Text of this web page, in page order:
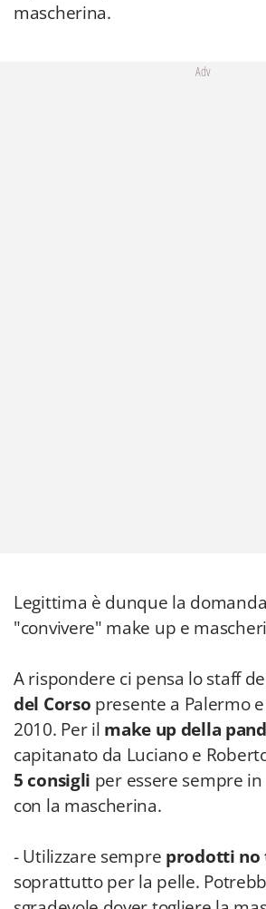
mascherina.
Adv
Legittima è dunque la
"convivere" make up e
A rispondere ci pensa lo staff
del Corso presente a Palermo
2010. Per il make up della
capitanato da Luciano e
5 consigli per essere sempre
con la mascherina.
- Utilizzare sempre prodotti no
soprattutto per la pelle.